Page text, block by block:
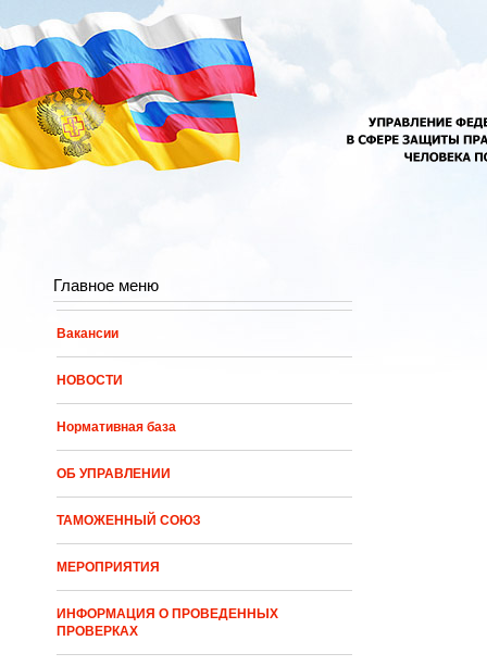
Перейти к основному содержанию
Главное меню
Вакансии
НОВОСТИ
Нормативная база
ОБ УПРАВЛЕНИИ
ТАМОЖЕННЫЙ СОЮЗ
МЕРОПРИЯТИЯ
ИНФОРМАЦИЯ О ПРОВЕДЕННЫХ
ПРОВЕРКАХ